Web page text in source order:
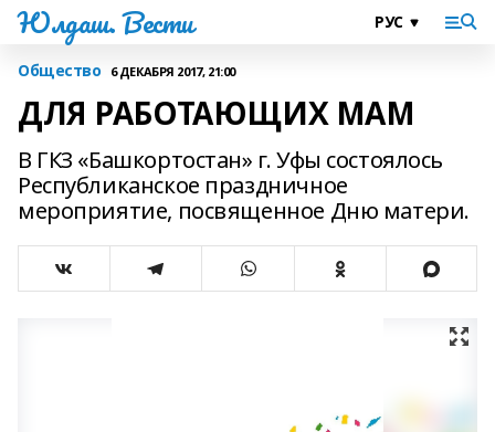
Юлдаш. Вести
Общество 6 ДЕКАБРЯ 2017, 21:00
ДЛЯ РАБОТАЮЩИХ МАМ
В ГКЗ «Башкортостан» г. Уфы состоялось
Республиканское праздничное
мероприятие, посвященное Дню матери.